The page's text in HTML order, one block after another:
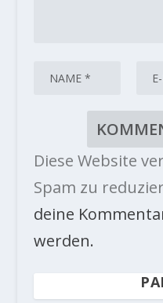
Diese Website
Spam zu
deine
werden.